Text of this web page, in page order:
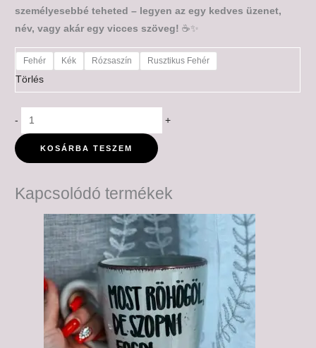
személyesebbé teheted – legyen az egy kedves üzenet,
név, vagy akár egy vicces szöveg! ☕✨
Fehér Kék Rózsaszín Rusztikus Fehér
Törlés
- +
KOSÁRBA TESZEM
Kapcsolódó termékek